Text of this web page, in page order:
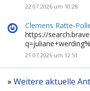
22.07.2026 um 10:28
Clemens Ratte-
https://
21.07.2026 um 12:51
» Weitere aktuelle